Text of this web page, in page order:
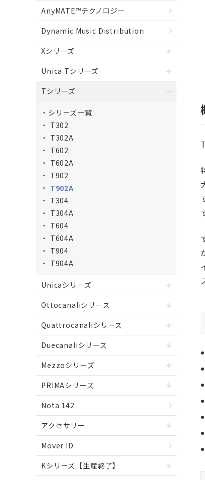
AnyMATE™テクノロジー
Dynamic Music Distribution
Xシリーズ
Unica Tシリーズ
Tシリーズ
シリーズ一覧
T302
T302A
T602
T602A
T902
T902A
T304
T304A
T604
T604A
T904
T904A
Unicaシリーズ
Ottocanaliシリーズ
Quattrocanaliシリーズ
Duecanaliシリーズ
Mezzoシリーズ
PRIMAシリーズ
Nota 142
アクセサリー
Mover ID
Kシリーズ【生産終了】